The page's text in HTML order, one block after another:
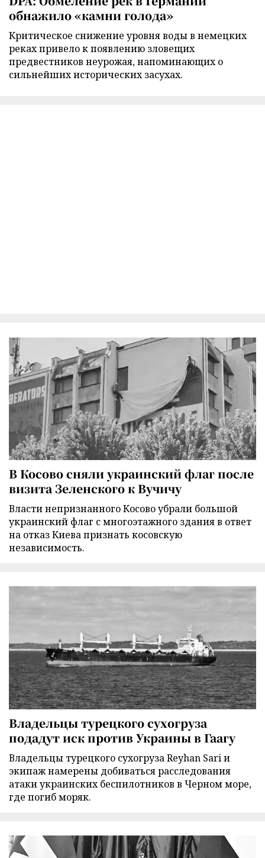
обнажило «камни голода»
Критическое снижение уровня воды в немецких
реках привело к появлению зловещих
предвестников неурожая, напоминающих о
сильнейших исторических засухах.
В Косово сняли украинский флаг после
визита Зеленского к Вучичу
Власти непризнанного Косово убрали большой
украинский флаг с многоэтажного здания в ответ
на отказ Киева признать косовскую
независимость.
Владельцы турецкого сухогруза
подадут иск против Украины в Гаагу
Владельцы турецкого сухогруза Reyhan Sari и
экипаж намерены добиваться расследования
атаки украинских беспилотников в Черном море,
где погиб моряк.